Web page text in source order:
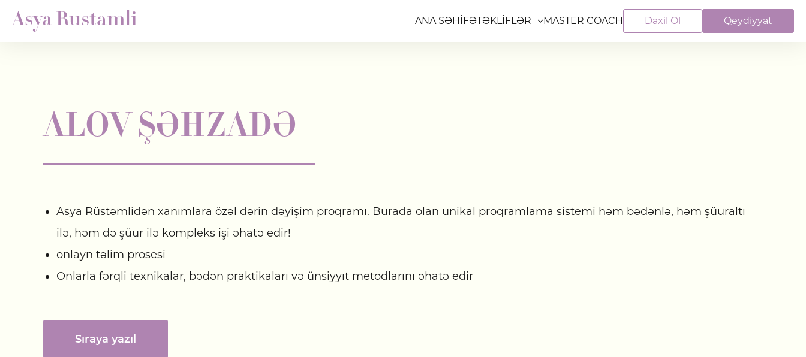
Asya Rustamli ANA SƏHİFƏTƏKLİFLƏR MASTER COACH Daxil Ol Qeydiyyat
ALOV ŞƏHZADƏ
Asya Rüstəmlidən xanımlara özəl dərin dəyişim proqramı. Burada olan unikal proqramlama sistemi həm bədənlə, həm şüuraltı
ilə, həm də şüur ilə kompleks işi əhatə edir!
onlayn təlim prosesi
Onlarla fərqli texnikalar, bədən praktikaları və ünsiyyıt metodlarını əhatə edir
Sıraya yazıl